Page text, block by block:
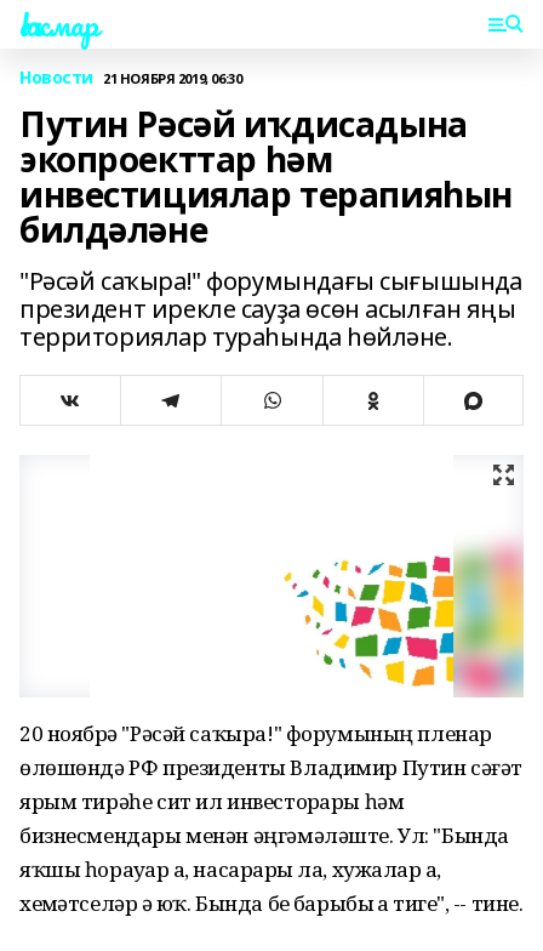
Һаҡмар
Новости 21 НОЯБРЯ 2019, 06:30
Путин Рәсәй иҡдисадына
экопроекттар һәм
инвестициялар терапияһын
билдәләне
"Рәсәй саҡыра!" форумындағы сығышында
президент ирекле сауҙа өсөн асылған яңы
территориялар тураһында һөйләне.
20 ноябрҙә "Рәсәй саҡыра!" форумының пленар
өлөшөндә РФ президенты Владимир Путин сәғәт
ярым тирәһе сит ил инвесторҙары һәм
бизнесмендары менән әңгәмәләште. Ул: "Бында
яҡшы һорауҙар ҙа, насарҙары ла, хужалар ҙа,
хеҙмәтселәр ҙә юҡ. Бында беҙ барыбыҙ ҙа тигеҙ", -- тине.